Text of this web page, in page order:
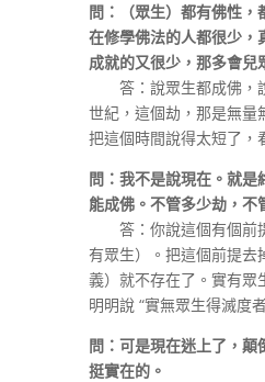
問：（眾生）都有佛性，
在修學佛法的人都很少，
成就的又很少，那多會兒
答：說眾生都成佛，
世紀，這個劫，那是無量
把這個時間說得太短了，
問：我不是說現在。就是
能成佛。不管多少劫，不
答：你說這個有個前
有眾生）。把這個前提去
義）就不存在了。實有眾
明明說 “實無眾生得滅度者
問：可是現在迷上了，顛
挺實在的。